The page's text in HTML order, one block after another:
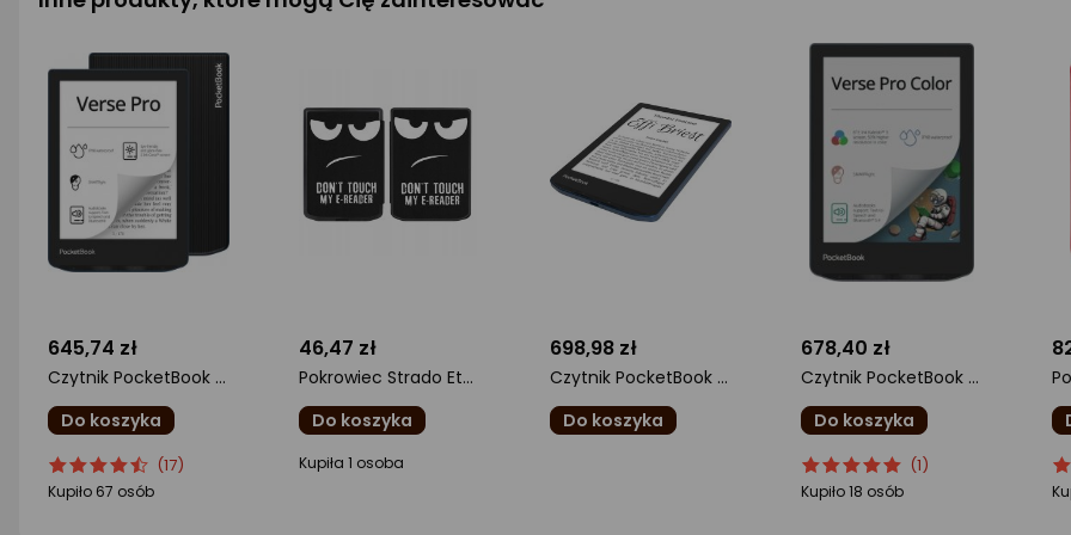
645,74 zł
Czytnik PocketBook Verse Pro niebieski (PB634-A-WW)
Do koszyka
ocena
produktu
Ocena
produktu
(17)
Kupiło 67 osób
46,47 zł
Pokrowiec Strado Etui Graficzne TPU do PocketBook Verse Pro 629 634 (Don't touch me)
Do koszyka
ocena
Kupiła 1 osoba
698,98 zł
Czytnik PocketBook Verse Pro DACH-Version niebieski (PB634-A-WW-B)
Do koszyka
678,40 zł
Czytnik PocketBook Verse Pro Color niebieski (PB634K3-1-WW)
Do koszyka
ocena
produktu
Ocena
produktu
(1)
Kupiło 18 osób